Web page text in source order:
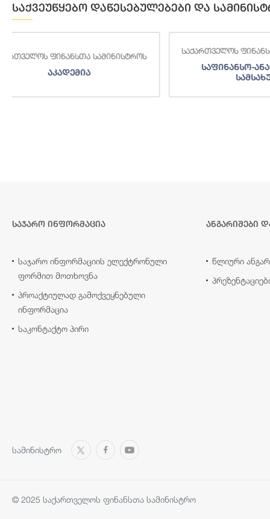
საქვეუწყებო დაწესებულებები და
საფინანსო-ანალიტიკური
სამსახური
საჯარო ინფორმაცია
საჯარო ინფორმაციის ელექტრონული
ფორმით მოთხოვნა
პროაქტიულად გამოქვეყნებული
ინფორმაცია
საკონტაქტო პირი
ანგარიშები
წლიური
სამინისტრო
© 2025 საქართველოს ფინანსთა სამინისტრო